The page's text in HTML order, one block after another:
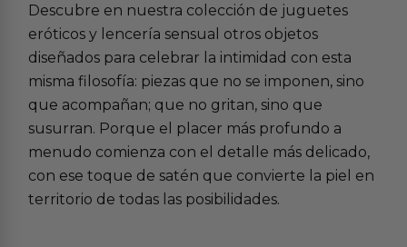
Descubre en nuestra colección de juguetes
eróticos y lencería sensual otros objetos
diseñados para celebrar la intimidad con esta
misma filosofía: piezas que no se imponen, sino
que acompañan; que no gritan, sino que
susurran. Porque el placer más profundo a
menudo comienza con el detalle más delicado,
con ese toque de satén que convierte la piel en
territorio de todas las posibilidades.